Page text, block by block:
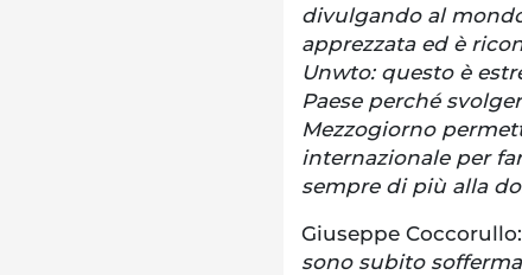
divulgando al
apprezzata ed è
Unwto: questo è
Paese perché
Mezzogiorno
internazionale per
sempre di più alla
Giuseppe Coccorullo:
sono subito